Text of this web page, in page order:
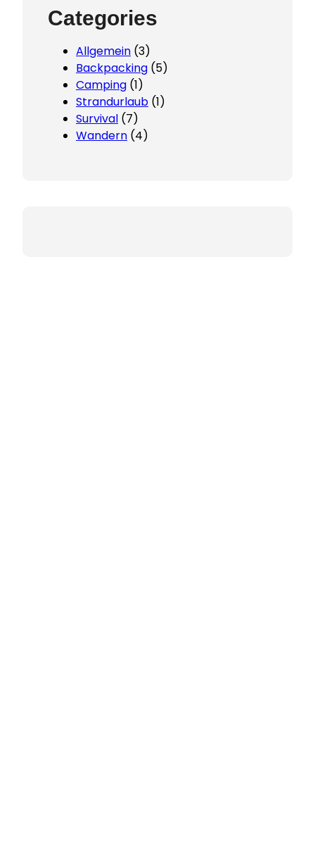
Categories
Allgemein (3)
Backpacking (5)
Camping (1)
Strandurlaub (1)
Survival (7)
Wandern (4)